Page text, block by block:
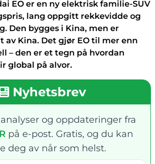
EO er en ny elektrisk familie-SUV
lang oppgitt rekkevidde og
Den bygges i Kina, men er
av Kina. Det gjør EO til mer enn
– den er et tegn på hvordan
global på alvor.
Nyhetsbrev
og oppdateringer fra
på e-post. Gratis, og du kan
deg av når som helst.